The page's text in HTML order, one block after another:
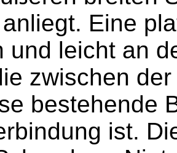
Eine
und leicht an
zwischen
bestehende
ist.